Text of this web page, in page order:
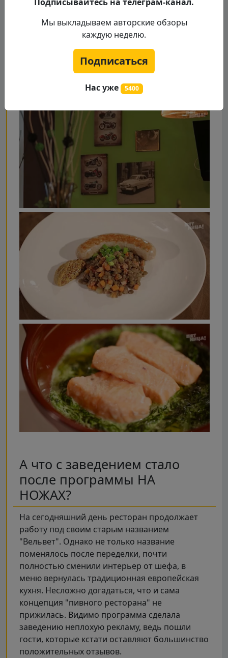
А что с заведением стало
после программы НА
НОЖАХ?
На сегодняшний день ресторан продолжает
работу под своим старым названием
"Вельвет". Однако не только название
поменялось после переделки, почти
полностью сменили интерьер от шефа, в
меню вернулась традиционная европейская
кухня. Несложно догадаться, что и сама
концепция "пивного ресторана" не
прижилась. Видимо программа сделала
заведению неплохую рекламу, ведь пошли
гости, которые кстати оставляют большинство
положительных отзывов.
Подписывайтесь на телеграм-канал.
Мы выкладываем авторские обзоры
каждую неделю.
Подписаться
Нас уже 5400